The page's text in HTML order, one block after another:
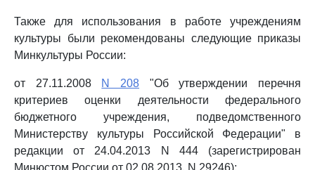
Также для использования в работе учреждениям
культуры были рекомендованы следующие приказы
Минкультуры России:
от 27.11.2008 N 208 "Об утверждении перечня
критериев оценки деятельности федерального
бюджетного учреждения, подведомственного
Министерству культуры Российской Федерации" в
редакции от 24.04.2013 N 444 (зарегистрирован
Минюстом России от 02.08.2013, N 29246);